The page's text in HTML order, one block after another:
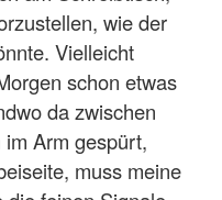
wie der
Vielleicht
schon etwas
da zwischen
Arm gespürt,
muss meine